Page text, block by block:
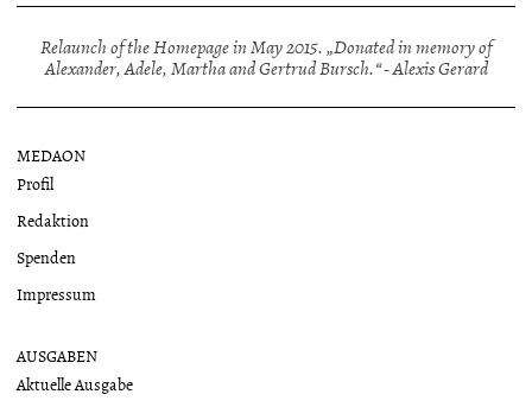
Relaunch of the Homepage in May 2015. „Donated in memory of
Alexander, Adele, Martha and Gertrud Bursch.“ - Alexis Gerard
MEDAON
Profil
Redaktion
Spenden
Impressum
AUSGABEN
Aktuelle Ausgabe